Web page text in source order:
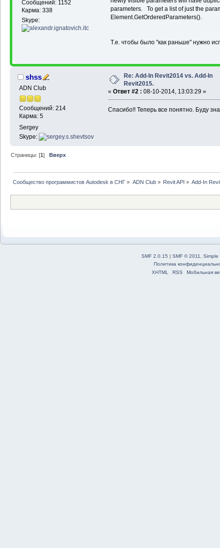
Сообщений: 1152
Карма: 338
Skype:
parameters. To get a list of just the
Element.GetOrderedParameters().
Т.е. чтобы было "как раньше" нужно
shss
ADN Club
Сообщений: 214
Карма: 5
Sergey
Skype:
Re: Add-In Revit2014 vs. Add-In
Revit2015.
« Ответ #2 : 08-10-2014, 13:03:29 »
Спасибо!! Теперь все понятно. Буду
Страницы: [1] Вверх
Сообщество программистов Autodesk в СНГ » ADN Club» Revit API » Add-In
SMF 2.0.15 | SMF © 2011, Simple
Политика
XHTML
RSS Мобильная